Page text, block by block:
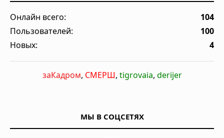
Онлайн всего:
104
Пользователей:
100
Новых:
4
заКадром, СМЕРШ, tigrovaia, derijer
МЫ В СОЦСЕТЯХ